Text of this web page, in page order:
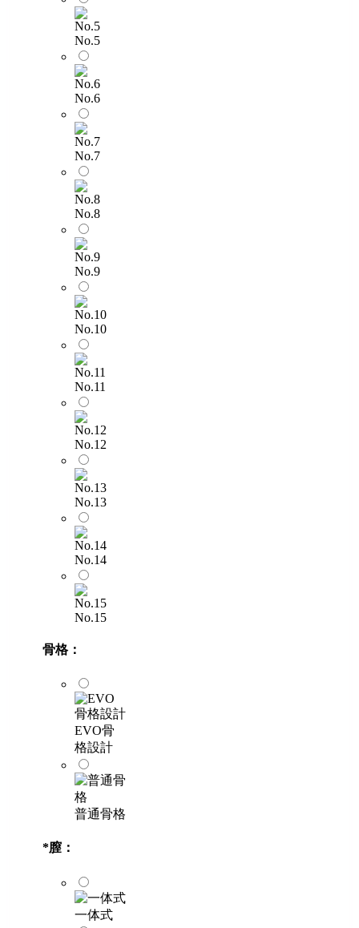
No.5
No.6
No.7
No.8
No.9
No.10
No.11
No.12
No.13
No.14
No.15
骨格：
EVO骨
格設計
普通骨格
*膣：
一体式